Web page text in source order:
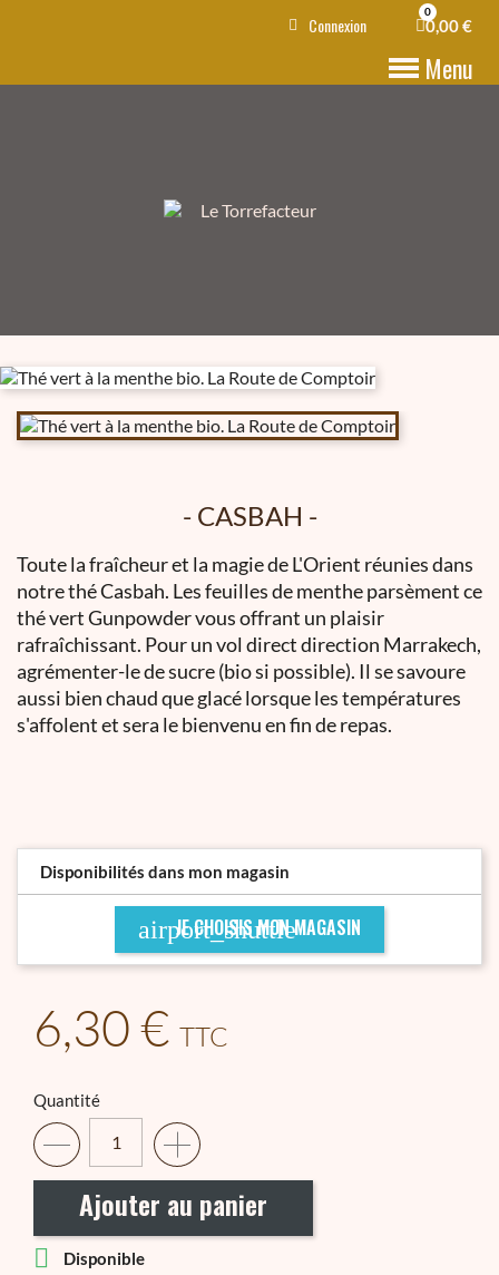
Connexion 0,00 €
Menu
CASBAH
Toute la fraîcheur et la magie de L'Orient réunies dans
notre thé Casbah. Les feuilles de menthe parsèment ce
thé vert Gunpowder vous offrant un plaisir
rafraîchissant. Pour un vol direct direction Marrakech,
agrémenter-le de sucre (bio si possible). Il se savoure
aussi bien chaud que glacé lorsque les températures
s'affolent et sera le bienvenu en fin de repas.
Disponibilités dans mon magasin
airport_shuttle
JE CHOISIS MON MAGASIN
6,30 € TTC
Quantité
Ajouter au panier
 Disponible